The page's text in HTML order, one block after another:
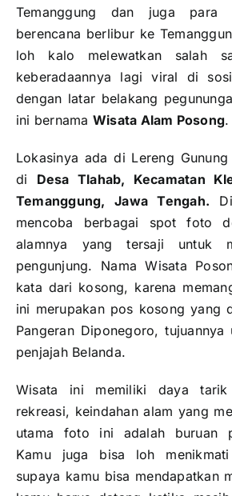
Temanggung dan juga para
berencana berlibur ke
loh kalo melewatkan salah
keberadaannya lagi viral di
dengan latar belakang
ini bernama Wisata Alam Posong.
Lokasinya ada di Lereng
di Desa Tlahab, Kecamatan
Temanggung, Jawa Tengah.
mencoba berbagai spot foto
alamnya yang tersaji untuk
pengunjung. Nama Wisata
kata dari kosong, karena
ini merupakan pos kosong yang
Pangeran Diponegoro, tujuannya
penjajah Belanda.
Wisata ini memiliki daya tarik
rekreasi, keindahan alam yang
utama foto ini adalah buruan
Kamu juga bisa loh
supaya kamu bisa mendapatkan